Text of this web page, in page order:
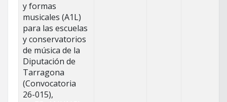
y formas
musicales (A1L)
para las escuelas
y conservatorios
de música de la
Diputación de
Tarragona
(Convocatoria
26-015),